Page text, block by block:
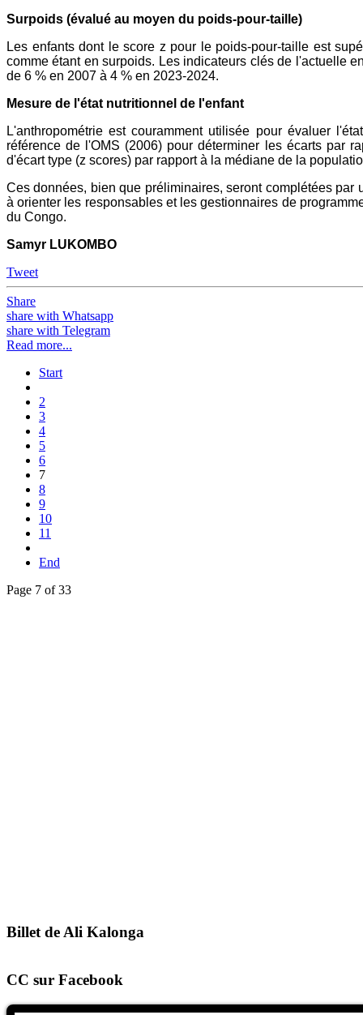
Surpoids (évalué au moyen du poids-pour-taille)
Les enfants dont le score z pour le poids-pour-taille est
comme étant en surpoids. Les indicateurs clés de l'actuelle
de 6 % en 2007 à 4 % en 2023-2024.
Mesure de l'état nutritionnel de l'enfant
L'anthropométrie est couramment utilisée pour évaluer
référence de l'OMS (2006) pour déterminer les écarts par
d'écart type (z scores) par rapport à la médiane de la
Ces données, bien que préliminaires, seront complétées
à orienter les responsables et les gestionnaires de
du Congo.
Samyr LUKOMBO
Tweet
Share
share with Whatsapp
share with Telegram
Read more...
Start
2
3
4
5
6
7
8
9
10
11
End
Page 7 of 33
Billet de Ali Kalonga
CC sur Facebook